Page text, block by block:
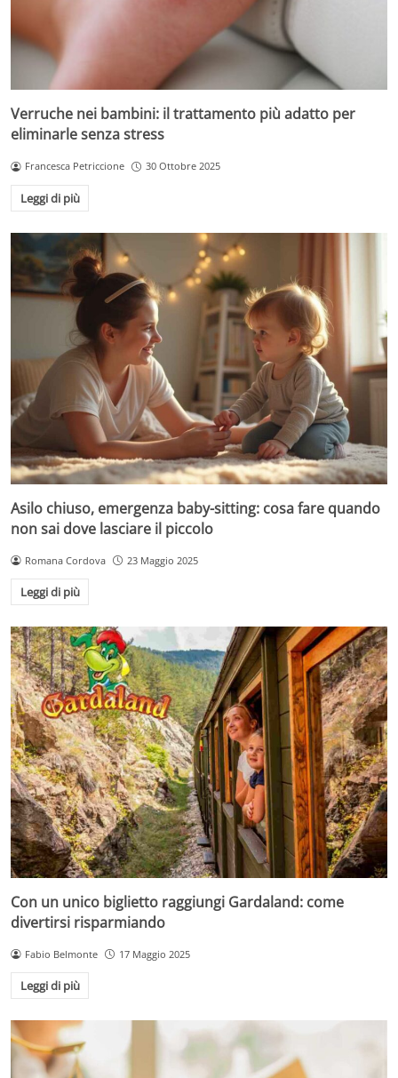
Verruche nei bambini: il trattamento più adatto per
eliminarle senza stress
Francesca Petriccione 30 Ottobre 2025
Leggi di più
Asilo chiuso, emergenza baby-sitting: cosa fare quando
non sai dove lasciare il piccolo
Romana Cordova 23 Maggio 2025
Leggi di più
Con un unico biglietto raggiungi Gardaland: come
divertirsi risparmiando
Fabio Belmonte 17 Maggio 2025
Leggi di più